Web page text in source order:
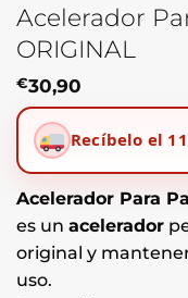
Acelerador
ORIGINAL
€30,90
Recíbelo el
Acelerador Para
es un acelerador
original y
uso.